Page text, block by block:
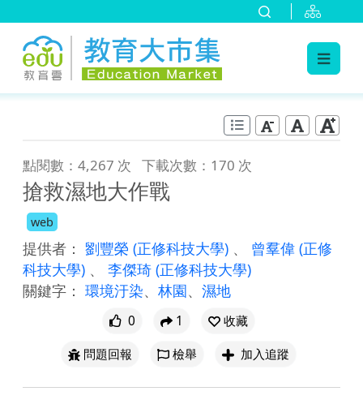
點閱數：4,267 次 下載次數：170 次
搶救濕地大作戰
web
提供者： 劉豐榮 (正修科技大學) 、 曾羣偉 (正修
科技大學) 、 李傑琦 (正修科技大學)
關鍵字： 環境汙染、 林園、 濕地
0 1
收藏
問題回報
檢舉 加入追蹤